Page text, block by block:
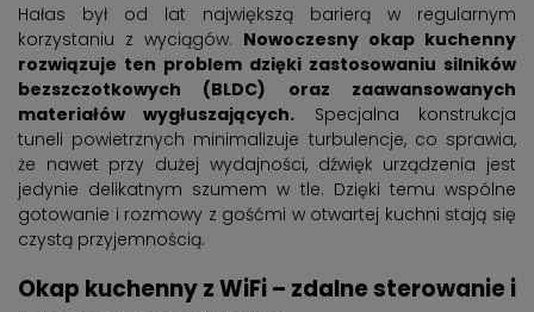
Hałas był od lat największą barierą w regularnym
korzystaniu z wyciągów. Nowoczesny okap kuchenny
rozwiązuje ten problem dzięki zastosowaniu silników
bezszczotkowych (BLDC) oraz zaawansowanych
materiałów wygłuszających. Specjalna konstrukcja
tuneli powietrznych minimalizuje turbulencje, co sprawia,
że nawet przy dużej wydajności, dźwięk urządzenia jest
jedynie delikatnym szumem w tle. Dzięki temu wspólne
gotowanie i rozmowy z gośćmi w otwartej kuchni stają się
czystą przyjemnością.
Okap kuchenny z WiFi – zdalne sterowanie i